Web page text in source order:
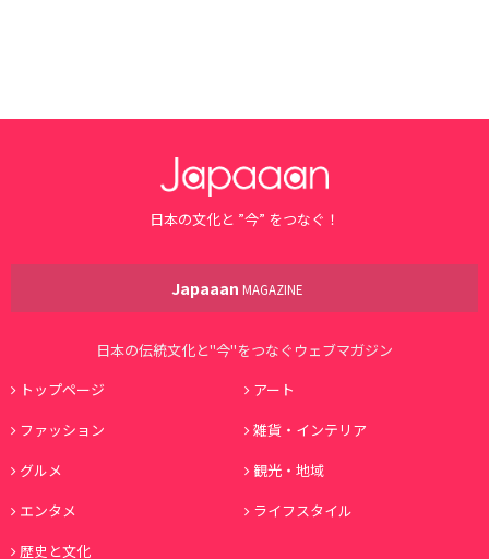
日本の文化と ”今” をつなぐ！
Japaaan MAGAZINE
日本の伝統文化と"今"をつなぐウェブマガジン
トップページ
アート
ファッション
雑貨・インテリア
グルメ
観光・地域
エンタメ
ライフスタイル
歴史と文化